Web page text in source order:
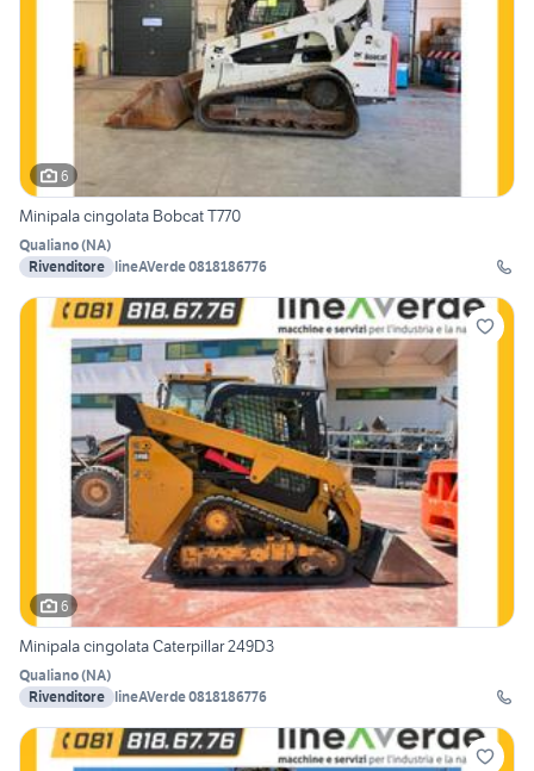
6
Minipala cingolata Bobcat T770
Qualiano(NA)
Rivenditore lineAVerde 0818186776
6
Minipala cingolata Caterpillar 249D3
Qualiano(NA)
Rivenditore lineAVerde 0818186776